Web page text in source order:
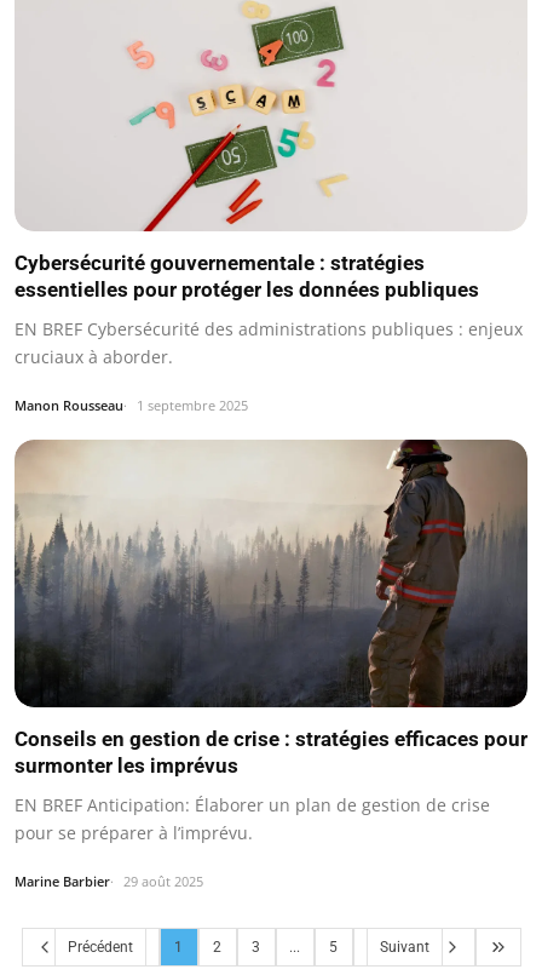
Cybersécurité gouvernementale : stratégies
essentielles pour protéger les données publiques
EN BREF Cybersécurité des administrations publiques : enjeux
cruciaux à aborder.
Manon Rousseau 1 septembre 2025
Conseils en gestion de crise : stratégies efficaces pour
surmonter les imprévus
EN BREF Anticipation: Élaborer un plan de gestion de crise
pour se préparer à l’imprévu.
Marine Barbier 29 août 2025
Précédent 1 2 3 ... 5 Suivant